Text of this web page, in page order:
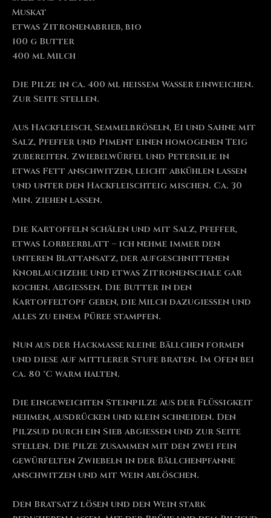
Muskat
etwas Zitronenabrieb, bio
100 g Butter
400 ml Milch
Die Pilze in ca. 400 ml heißem Wasser einweichen.
Zur Seite stellen.
Aus Hackfleisch, Semmelbröseln, Ei und Sahne mit
Salz, Pfeffer und Piment einen homogenen Teig
zubereiten. Zwiebelwürfel und Petersilie in
etwas Fett anschwitzen, leicht abkühlen lassen
und unter den Hackfleischteig mischen. Ca. 30
Min. ziehen lassen.
Die Kartoffeln schälen und mit Salz, Pfeffer,
etwas Lorbeerblatt – ich nehme immer den
unteren Blattansatz, der aufgeschnittenen
Knoblauchzehe und etwas Zitronenschale gar
kochen. Abgießen. Die Butter in den
Kartoffeltopf geben, die Milch dazugießen und
alles zu einem Püree stampfen.
Nun aus der Hackmasse kleine Bällchen formen
und diese auf mittlerer Stufe braten. Im Ofen bei
ca. 80 °C warm halten.
Die eingeweichten Steinpilze aus der Flüssigkeit
nehmen, ausdrücken und klein schneiden. Den
Pilzsud durch ein Sieb abgießen und zur Seite
stellen. Die Pilze zusammen mit den zwei fein
gewürfelten Zwiebeln in der Bällchenpfanne
anschwitzen und mit Wein ablöschen.
Den Bratsatz lösen und den Wein stark